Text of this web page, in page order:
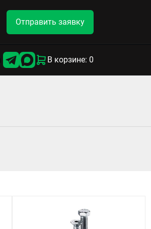
Отправить заявку
В корзине: 0